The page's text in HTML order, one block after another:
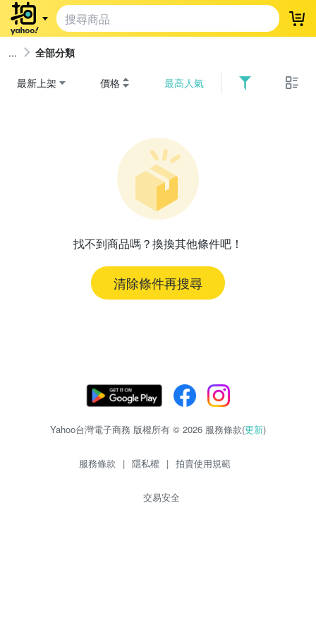
登
全部分類
最新上架 價格 最高人氣
找不到商品嗎？換換其他條件吧！
清除條件再搜尋
Yahoo台灣電子商務 版權所有 © 2026 服務條款(更新)
服務條款 | 隱私權 | 拍賣使用規範
交易安全